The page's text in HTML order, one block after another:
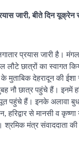
जारी, बीते दिन यूक्रेन
प्रयास जारी है।
लौटे छात्रों का स्वागत
देहरादून की ईशा
नौ छात्र पहुंचे हैं। इनमें
पहुंचे हैं। इनके अलावा
हरिद्वार से मानसी व
मंत्र संवाददाता की